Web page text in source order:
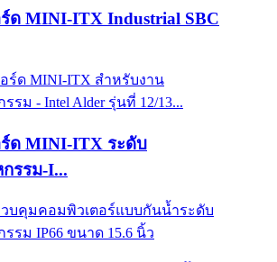
ด MINI-ITX Industrial SBC
ด MINI-ITX ระดับ
รรม-I...